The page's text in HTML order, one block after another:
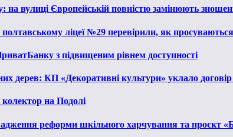
вулиці Європейській повністю замінюють
ліцеї №29 перевірили, як
з підвищеним рівнем доступності
дерев: КП «Декоративні культури» уклало
на Подолі
реформи шкільного харчування та проєкт